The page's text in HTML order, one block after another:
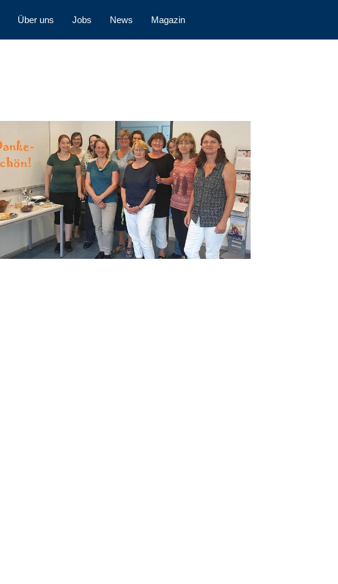
Über uns Jobs News Magazin